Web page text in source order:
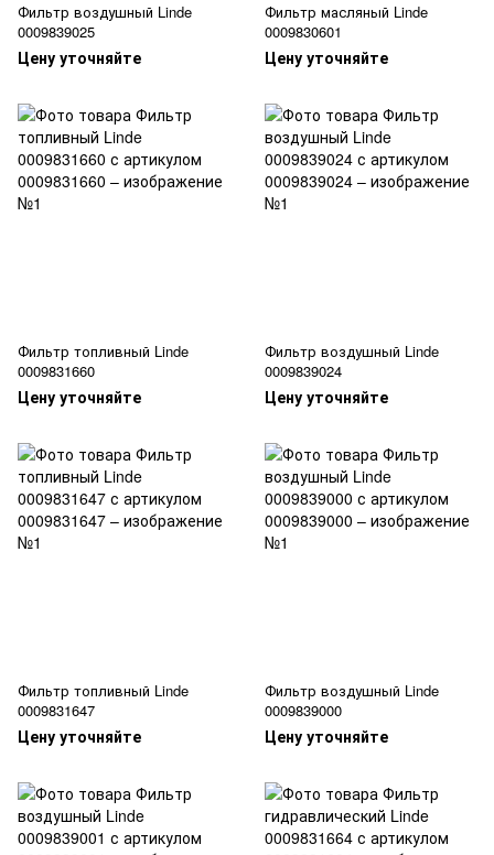
Фильтр воздушный Linde
0009839025
Цену уточняйте
Фильтр масляный Linde
0009830601
Цену уточняйте
Фильтр топливный Linde
0009831660
Цену уточняйте
Фильтр воздушный Linde
0009839024
Цену уточняйте
Фильтр топливный Linde
0009831647
Цену уточняйте
Фильтр воздушный Linde
0009839000
Цену уточняйте